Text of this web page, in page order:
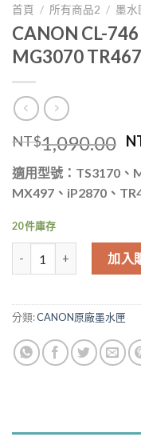
首頁 / 所有商品2 / 墨水
CANON CL-
MG3070
NT$1,090.00
適用型號：TS3170、
MX497、iP2870、
20 件庫存
CANON CL-746 原廠彩
加入
分類:CANON原廠墨水匣